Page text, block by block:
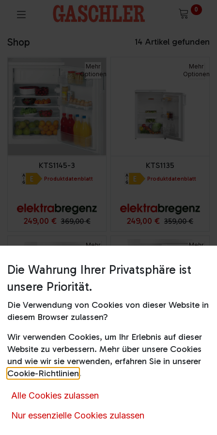
0
Shop 14 Artikel gefunden
Mehr
Optionen
KTS1145-3
Produktdatenblatt
249,00 € 369,00€
Mehr
Optionen
KTS1135
Produktdatenblatt
249,00 € 359,00€
Mehr
Produktdatenblatt
Gaschler-Preis
Mehr
Produktdatenblatt
Optionen
Die Wahrung Ihrer Privatsphäre ist
unsere Priorität.
Die Verwendung von Cookies von dieser Website in
diesem Browser zulassen?
Wir verwenden Cookies, um Ihr Erlebnis auf dieser
Website zu verbessern. Mehr über unsere Cookies
und wie wir sie verwenden, erfahren Sie in unserer
Cookie-Richtlinien.
Alle Cookies zulassen
Nur essenzielle Cookies zulassen